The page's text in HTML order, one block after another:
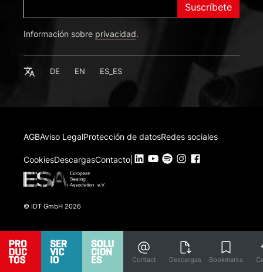
Deutsch
Español
Suscríbete
Información sobre privacidad.
Español
DE EN ES_ES
AGBAviso LegalProtección de datosRedes sociales
CookiesDescargasContacto
© IDT GmbH 2026
Contact Descargas Bookmarks